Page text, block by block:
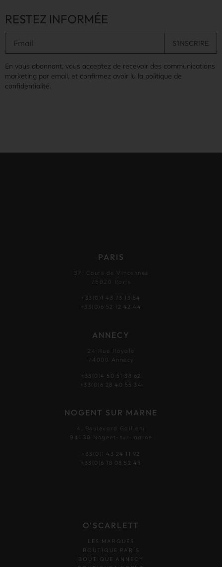
RESTEZ INFORMÉE
En vous abonnant, vous acceptez de recevoir des communications
marketing par email, et confirmez avoir lu la politique de
confidentialité.
PARIS
37, Cours de Vincennes
75020 Paris
+33(0)1 43 73 13 54
+33(0)6 52 12 42 44
ANNECY
24 Rue Royale
74000 Annecy
+33(0)4 50 51 38 62
+33(0)6 28 40 55 34
NOGENT SUR MARNE
4, Boulevard Gallieni
94130 Nogent-sur-marne
+33(0)1 43 24 11 92
+33(0)6 18 08 52 48
O'SCARLETT
LES MARQUES
BOUTIQUE PARIS
BOUTIQUE ANNECY